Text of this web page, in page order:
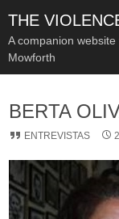
THE
A companion
Mowforth
CONTENT
BERTA
ENTREVISTAS